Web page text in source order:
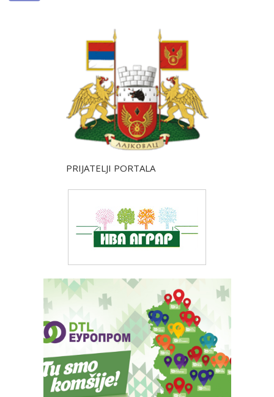
PRIJATELJI PORTALA